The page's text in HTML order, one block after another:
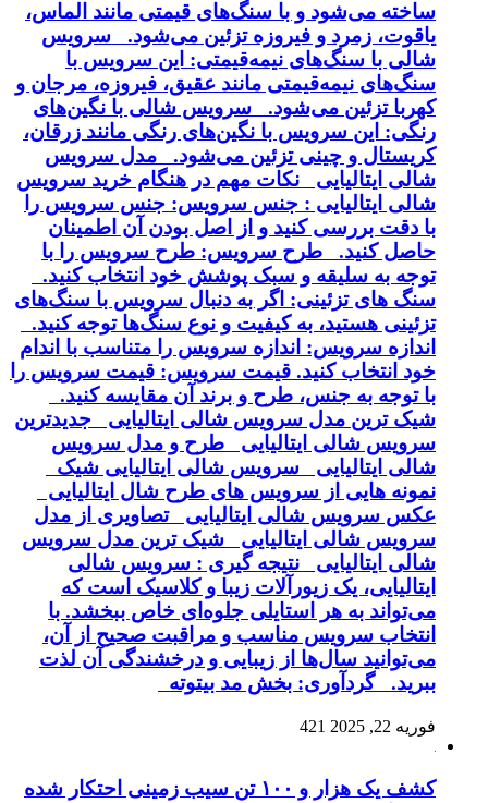
ساخته می‌شود و با سنگ‌های قیمتی مانند الماس،
یاقوت، زمرد و فیروزه تزئین می‌شود. سرویس
شالی با سنگ‌های نیمه‌قیمتی: این سرویس با
سنگ‌های نیمه‌قیمتی مانند عقیق، فیروزه، مرجان و
کهربا تزئین می‌شود. سرویس شالی با نگین‌های
رنگی: این سرویس با نگین‌های رنگی مانند زرقان،
کریستال و چینی تزئین می‌شود. مدل سرویس
شالی ایتالیایی نکات مهم در هنگام خرید سرویس
شالی ایتالیایی : جنس سرویس: جنس سرویس را
با دقت بررسی کنید و از اصل بودن آن اطمینان
حاصل کنید. طرح سرویس: طرح سرویس را با
توجه به سلیقه و سبک پوشش خود انتخاب کنید.
سنگ های تزئینی: اگر به دنبال سرویس با سنگ‌های
تزئینی هستید، به کیفیت و نوع سنگ‌ها توجه کنید.
اندازه سرویس: اندازه سرویس را متناسب با اندام
خود انتخاب کنید. قیمت سرویس: قیمت سرویس را
با توجه به جنس، طرح و برند آن مقایسه کنید.
شیک ترین مدل سرویس شالی ایتالیایی جدیدترین
سرویس شالی ایتالیایی طرح و مدل سرویس
شالی ایتالیایی سرویس شالی ایتالیایی شیک
نمونه هایی از سرویس های طرح شال ایتالیایی
عکس سرویس شالی ایتالیایی تصاویری از مدل
سرویس شالی ایتالیایی شیک ترین مدل سرویس
شالی ایتالیایی نتیجه گیری : سرویس شالی
ایتالیایی، یک زیورآلات زیبا و کلاسیک است که
می‌تواند به هر استایلی جلوه‌ای خاص ببخشد. با
انتخاب سرویس مناسب و مراقبت صحیح از آن،
می‌توانید سال‌ها از زیبایی و درخشندگی آن لذت
ببرید. گردآوری: بخش مد بیتوته
فوریه 22, 2025 421
کشف یک هزار و ۱۰۰ تن سیب زمینی احتکار شده